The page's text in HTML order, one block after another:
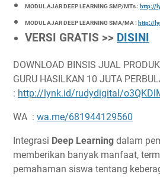
MODUL AJAR DEEP LEARNING SMP/MTs : http://
MODUL AJAR DEEP LEARNING SMA/MA : http://
VERSI GRATIS >> DISINI
DOWNLOAD BINSIS JUAL
GURU HASILKAN 10 JUTA
: http://lynk.id/rudydigital/
WA : wa.me/681944129560
Integrasi Deep Learning dalam
memberikan banyak manfaat,
pemahaman siswa tentang